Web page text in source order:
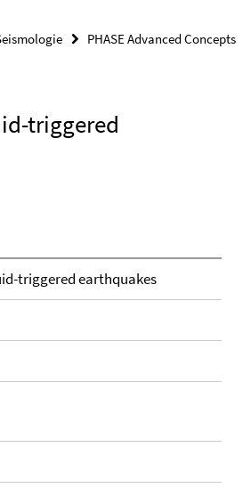
PHASE Advanced Concepts
triggered
triggered earthquakes